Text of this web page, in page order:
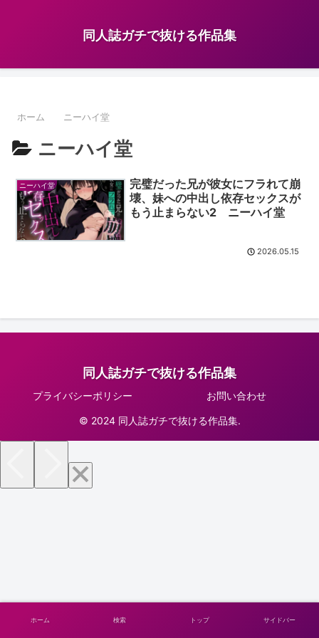
同人誌ガチで抜ける作品集
ホーム ニーハイ堂
ニーハイ堂
ニーハイ堂
完璧だった兄が彼女にフラれて崩
壊、妹への中出し依存セックスが
もう止まらない2 ニーハイ堂
2026.05.15
同人誌ガチで抜ける作品集
プライバシーポリシー お問い合わせ
© 2024 同人誌ガチで抜ける作品集.
ホーム 検索 トップ サイドバー